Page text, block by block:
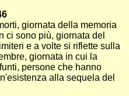
giornata della memoria
ci sono più, giornata del
e a volte si riflette sulla
giornata in cui la
persone che hanno
alla sequela del